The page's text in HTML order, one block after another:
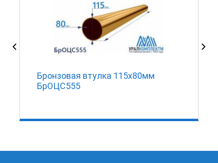
Бронзовая втулка 115x80мм
БрОЦС555